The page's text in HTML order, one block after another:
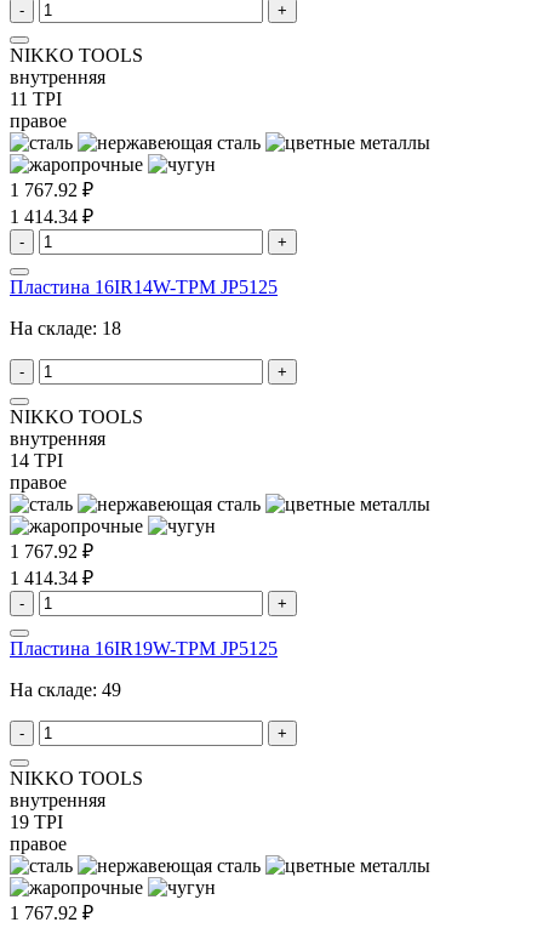
- +
NIKKO TOOLS
внутренняя
11 TPI
правое
1 767.92 ₽
1 414.34 ₽
- +
Пластина 16IR14W-TPM JP5125
На складе: 18
- +
NIKKO TOOLS
внутренняя
14 TPI
правое
1 767.92 ₽
1 414.34 ₽
- +
Пластина 16IR19W-TPM JP5125
На складе: 49
- +
NIKKO TOOLS
внутренняя
19 TPI
правое
1 767.92 ₽